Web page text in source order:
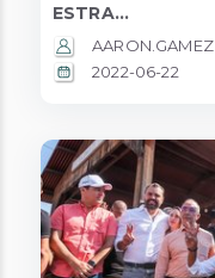
ESTRA...
AARON.GAMEZ
2022-06-22